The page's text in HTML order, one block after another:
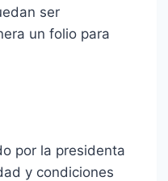
ser
un folio para
por la presidenta
y condiciones